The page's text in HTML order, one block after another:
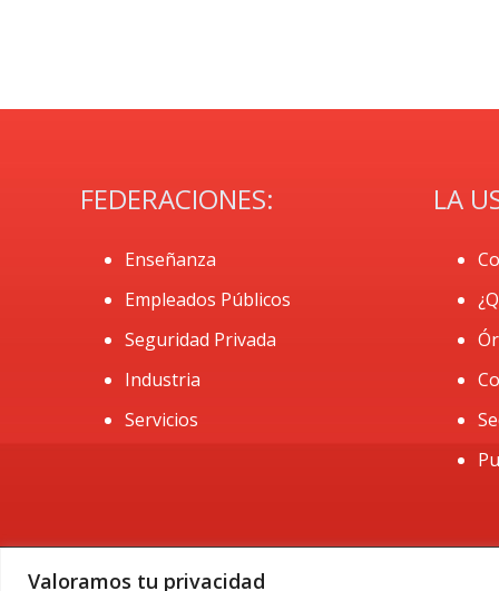
Valoramos tu privacidad
FEDERACIONES:
Enseñanza
Empleados Públicos
Seguridad Privada
Industria
Servicios
LA